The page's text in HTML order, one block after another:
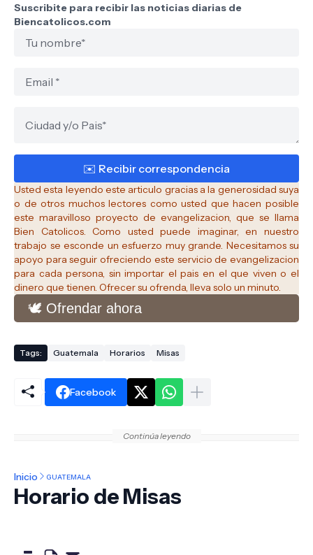
Suscribite para recibir las noticias diarias de
Biencatolicos.com
Usted esta leyendo este articulo gracias a la generosidad suya
o de otros muchos lectores como usted que hacen posible
este maravilloso proyecto de evangelizacion, que se llama
Bien Catolicos.Como usted puede imaginar, en nuestro
trabajo se esconde un esfuerzo muy grande. Necesitamos su
apoyo para seguir ofreciendo este servicio de evangelizacion
para cada persona, sin importar el pais en el que viven o el
dinero que tienen. Ofrecer su ofrenda, lleva solo un minuto.
🕊️ Ofrendar ahora
Tags: Guatemala Horarios Misas
Facebook
Continúa leyendo
Inicio GUATEMALA
Horario de Misas